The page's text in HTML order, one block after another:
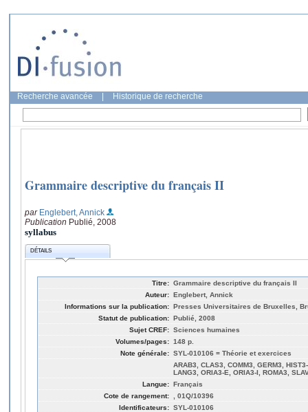
Recherche avancée Historique de recherche
Grammaire descriptive du français II
par Englebert, Annick
Publication Publié, 2008
syllabus
DÉTAILS
Titre: Grammaire descriptive du français II
Auteur: Englebert, Annick
Informations sur la publication: Presses Universitaires de Bruxelles,
Statut de publication: Publié, 2008
Sujet CREF: Sciences humaines
Volumes/pages: 148 p.
Note générale: SYL-010106 = Théorie et exercices
ARAB3, CLAS3, COMM3, GERM3,
LANG3, ORIA3-E, ORIA3-I, ROMA3,
Langue: Français
Cote de rangement:
, 01Q/10396
Identificateurs: SYL-010106